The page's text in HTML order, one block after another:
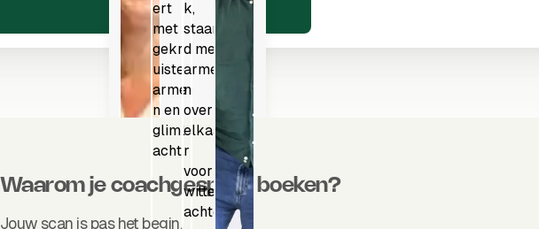
Waarom je coachgesprek boeken?
Jouw scan is pas het begin.